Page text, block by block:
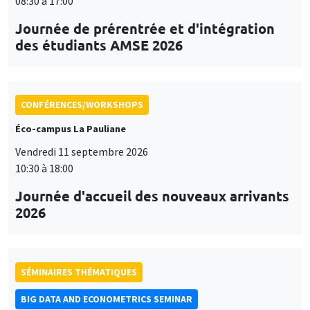
Journée de prérentrée et d'intégration
des étudiants AMSE 2026
CONFÉRENCES/WORKSHOPS
Éco-campus La Pauliane
Vendredi 11 septembre 2026
10:30 à 18:00
Journée d'accueil des nouveaux arrivants
2026
SÉMINAIRES THÉMATIQUES
BIG DATA AND ECONOMETRICS SEMINAR